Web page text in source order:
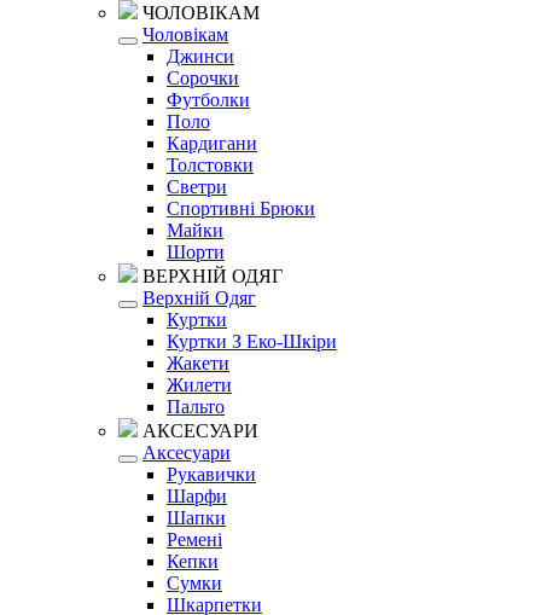
ЧОЛОВІКАМ
Чоловікам
Джинси
Сорочки
Футболки
Поло
Кардигани
Толстовки
Светри
Спортивні Брюки
Майки
Шорти
ВЕРХНІЙ ОДЯГ
Верхній Одяг
Куртки
Куртки З Еко-Шкіри
Жакети
Жилети
Пальто
АКСЕСУАРИ
Аксесуари
Рукавички
Шарфи
Шапки
Ремені
Кепки
Сумки
Шкарпетки